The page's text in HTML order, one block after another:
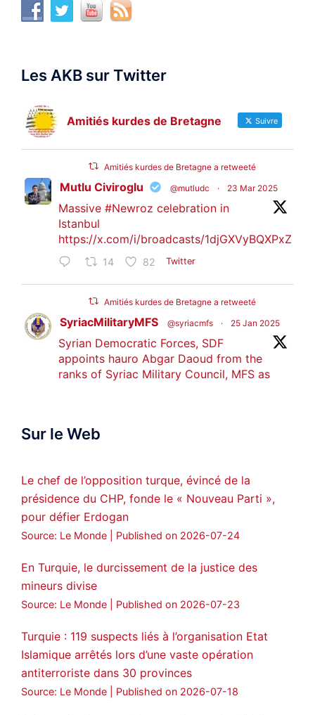
Les AKB sur Twitter
Amitiés kurdes de Bretagne Suivre
Amitiés kurdes de Bretagne a retweeté
Mutlu Civiroglu @mutludc · 23 Mar 2025
Massive #Newroz celebration in
Istanbul
https://x.com/i/broadcasts/1djGXVyBQXPxZ
14 82 Twitter
Amitiés kurdes de Bretagne a retweeté
SyriacMilitaryMFS @syriacmfs · 25 Jan 2025
Syrian Democratic Forces, SDF
appoints hauro Abgar Daoud from the
ranks of Syriac Military Council, MFS as
ܟܫܝܪܘܬܐ ܒܘܠܝܬܐ ܚܘܪܐ ܐܒܓܪ
Amitiés kurdes de Bretagne a retweeté
MedyaNews
🔴DEM Party Imrali delegation made a
#AbdullahÖcalan
#ImralıIsland
🔗 https://medyanews.rs/h4lwBwQ
3 2 Twitter
Voir plus...
Sur le Web
Le chef de l’opposition turque, évincé de la
présidence du CHP, fonde le « Nouveau Parti »,
pour défier Erdogan
Source: Le Monde Published on 2026-07-24
En Turquie, le durcissement de la justice des
mineurs divise
Source: Le Monde Published on 2026-07-23
Turquie : 119 suspects liés à l’organisation Etat
Islamique arrêtés lors d’une vaste opération
antiterroriste dans 30 provinces
Source: Le Monde Published on 2026-07-18